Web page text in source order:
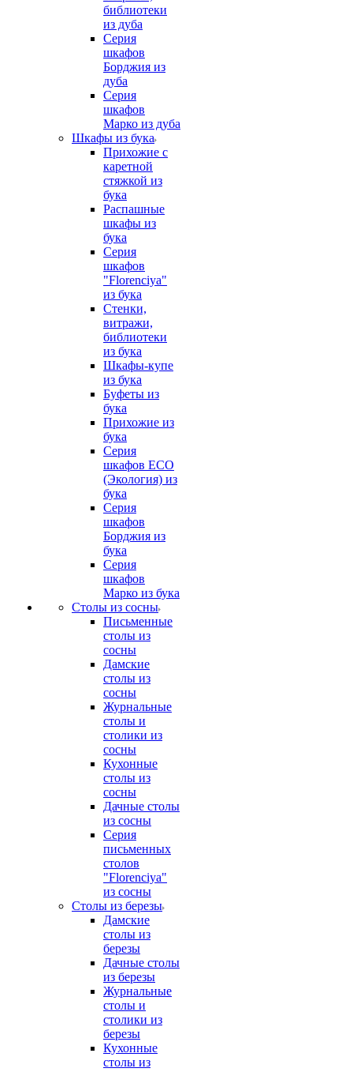
библиотеки
из дуба
Серия
шкафов
Борджия из
дуба
Серия
шкафов
Марко из дуба
Шкафы из бука
Прихожие с
каретной
стяжкой из
бука
Распашные
шкафы из
бука
Серия
шкафов
"Florenciya"
из бука
Стенки,
витражи,
библиотеки
из бука
Шкафы-купе
из бука
Буфеты из
бука
Прихожие из
бука
Серия
шкафов ECO
(Экология) из
бука
Серия
шкафов
Борджия из
бука
Серия
шкафов
Марко из бука
Столы из сосны
Письменные
столы из
сосны
Дамские
столы из
сосны
Журнальные
столы и
столики из
сосны
Кухонные
столы из
сосны
Дачные столы
из сосны
Серия
письменных
столов
"Florenciya"
из сосны
Столы из березы
Дамские
столы из
березы
Дачные столы
из березы
Журнальные
столы и
столики из
березы
Кухонные
столы из